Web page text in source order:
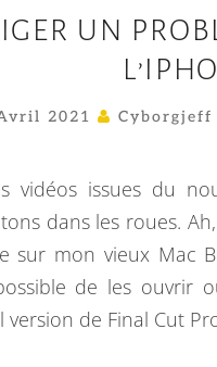
UN
2021 Cyborgjeff
vidéos issues du
dans les roues.
sur mon vieux Mac
de les ouvrir
version de Final Cut